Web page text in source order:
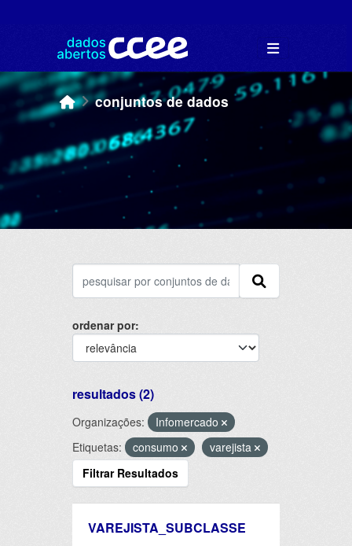
conjuntos de dados
ordenar por
resultados (2)
Organizações:
Infomercado
Etiquetas:
consumo
varejista
Filtrar Resultados
VAREJISTA_SUBCLASSE